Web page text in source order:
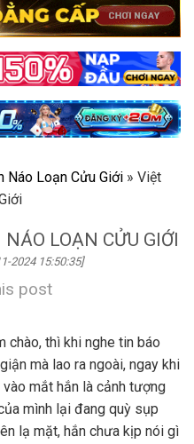
Náo Loạn Cửu Giới » Việt
LOẠN CỬU GIỚI
2024 15:50:35]
post
chào, thì khi nghe tin báo
mà lao ra ngoài, ngay khi
mắt hắn là cảnh tượng
mình lại đang quỳ sụp
lạ mặt, hắn chưa kịp nói gì